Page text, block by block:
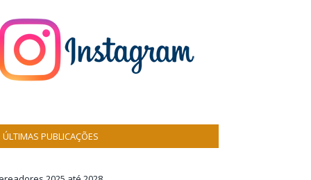
ÚLTIMAS PUBLICAÇÕES